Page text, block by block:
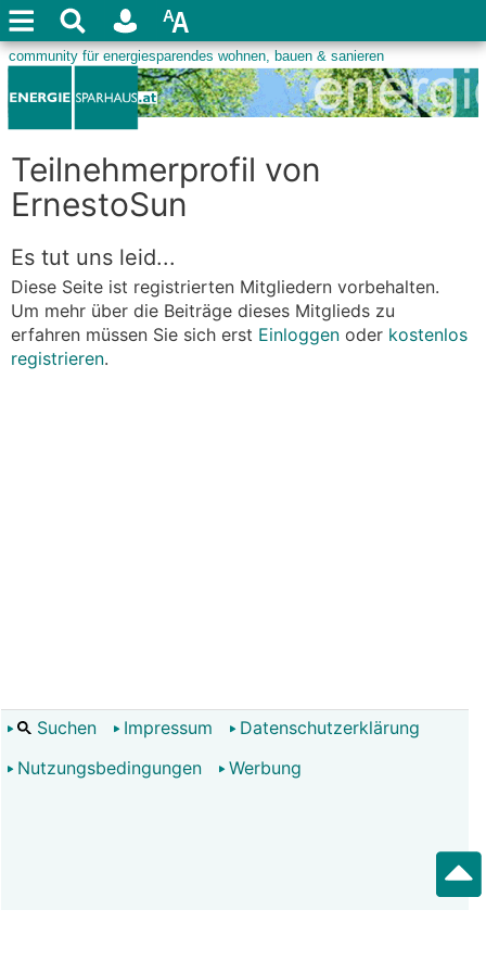
Teilnehmerprofil von
ErnestoSun
Es tut uns leid...
Diese Seite ist registrierten Mitgliedern vorbehalten.
Um mehr über die Beiträge dieses Mitglieds zu
erfahren müssen Sie sich erst Einloggen oder kostenlos
registrieren.
Suchen Impressum
Datenschutzerklärung
Nutzungsbedingungen
Werbung